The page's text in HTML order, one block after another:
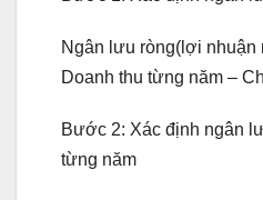
Ngân lưu ròng(lợi nhuận
Doanh thu từng năm –
Bước 2: Xác định ngân
từng năm